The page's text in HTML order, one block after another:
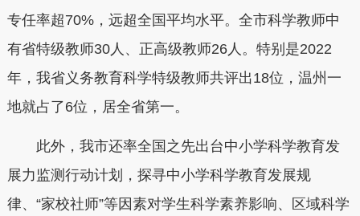
专任率超70%，远超全国平均水平。全市科学教师中
有省特级教师30人、正高级教师26人。特别是2022
年，我省义务教育科学特级教师共评出18位，温州一
地就占了6位，居全省第一。
此外，我市还率全国之先出台中小学科学教育发
展力监测行动计划，探寻中小学科学教育发展规
律、“家校社师”等因素对学生科学素养影响、区域科学